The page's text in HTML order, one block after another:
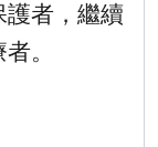
護者，繼續
。